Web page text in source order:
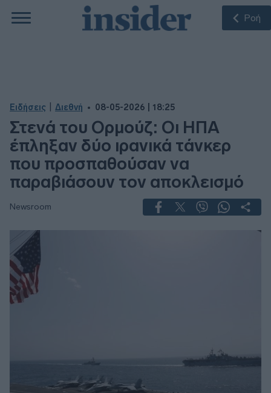
Ροή
Ειδήσεις Διεθνή 08-05-2026 | 18:25
Στενά του Ορμούζ: Οι ΗΠΑ
έπληξαν δύο ιρανικά τάνκερ
που προσπαθούσαν να
παραβιάσουν τον αποκλεισμό
Newsroom